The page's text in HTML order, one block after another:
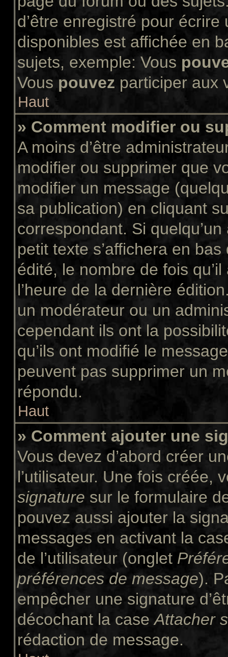
d’être enregistré pour
disponibles est affichée en
sujets, exemple: Vous
Vous pouvez participer aux
Haut
» Comment modifier ou
A moins d’être
modifier ou supprimer que
modifier un message
sa publication) en cliquant
correspondant. Si
petit texte s’affichera en
édité, le nombre de fois
l’heure de la dernière
un modérateur ou un
cependant ils ont la
qu’ils ont modifié le
peuvent pas supprimer un
répondu.
Haut
» Comment ajouter une
Vous devez d’abord créer
l’utilisateur. Une fois créée,
signature sur le formulaire
pouvez aussi ajouter la
messages en activant la
de l’utilisateur (onglet
préférences de message).
empêcher une signature
décochant la caseAttacher
rédaction de message.